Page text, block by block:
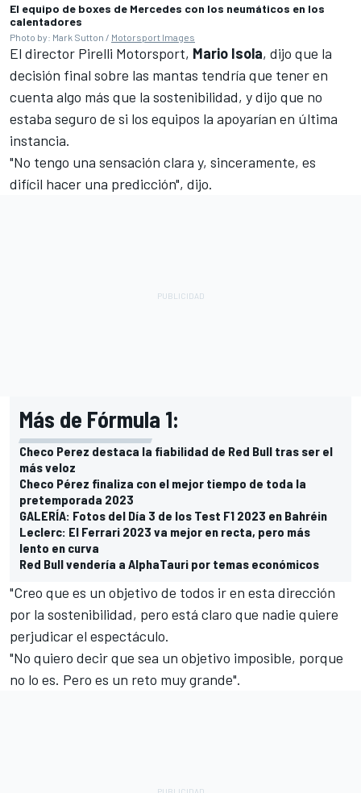
El equipo de boxes de Mercedes con los neumáticos en los
calentadores
Photo by: Mark Sutton / Motorsport Images
El director Pirelli Motorsport, Mario Isola, dijo que la
decisión final sobre las mantas tendría que tener en
cuenta algo más que la sostenibilidad, y dijo que no
estaba seguro de si los equipos la apoyarían en última
instancia.
"No tengo una sensación clara y, sinceramente, es
difícil hacer una predicción", dijo.
Más de Fórmula 1:
Checo Perez destaca la fiabilidad de Red Bull tras ser el
más veloz
Checo Pérez finaliza con el mejor tiempo de toda la
pretemporada 2023
GALERÍA: Fotos del Día 3 de los Test F1 2023 en Bahréin
Leclerc: El Ferrari 2023 va mejor en recta, pero más
lento en curva
Red Bull vendería a AlphaTauri por temas económicos
"Creo que es un objetivo de todos ir en esta dirección
por la sostenibilidad, pero está claro que nadie quiere
perjudicar el espectáculo.
"No quiero decir que sea un objetivo imposible, porque
no lo es. Pero es un reto muy grande".